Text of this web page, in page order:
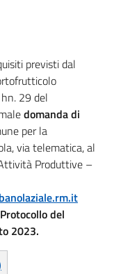
previsti dal
29 del
domanda di
per la
via telematica, al
Produttive –
del
2023.